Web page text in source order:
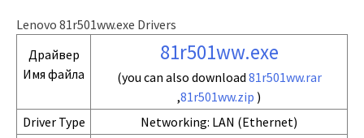
Lenovo 81r501ww.exe Drivers
Драйвер
Имя файла
81r501ww.exe
(you can also download 81r501ww.rar
,81r501ww.zip )
Driver Type
Networking: LAN (Ethernet)